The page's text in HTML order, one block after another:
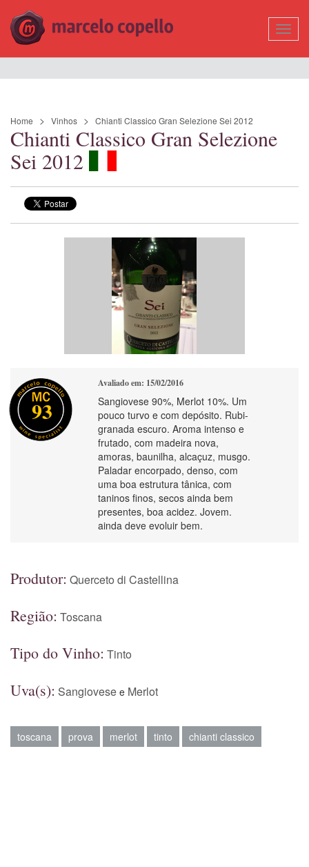
Home Vinhos Chianti Classico Gran Selezione Sei 2012
Chianti Classico Gran Selezione
Sei 2012
93
Avaliado em: 15/02/2016
Sangiovese 90%, Merlot 10%. Um
pouco turvo e com depósito. Rubi-
granada escuro. Aroma intenso e
frutado, com madeira nova,
amoras, baunilha, alcaçuz, musgo.
Paladar encorpado, denso, com
uma boa estrutura tânica, com
taninos finos, secos ainda bem
presentes, boa acidez. Jovem.
ainda deve evoluir bem.
Produtor: Querceto di Castellina
Região: Toscana
Tipo do Vinho: Tinto
Uva(s): Sangiovese e Merlot
toscana prova merlot tinto chianti classico